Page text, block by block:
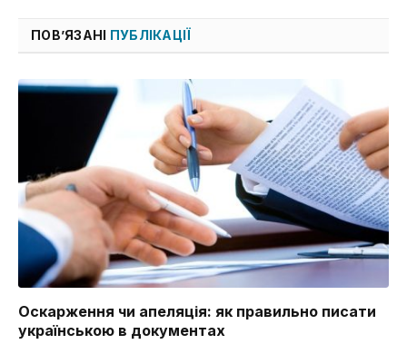
ПОВ’ЯЗАНІ ПУБЛІКАЦІЇ
Оскарження чи апеляція: як правильно писати
українською в документах